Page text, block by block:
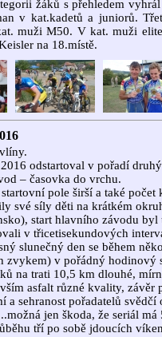
žáků s přehledem
v kat.kadetů a juniorů.
muži M50. V kat. muži
na 18.místě.
odstartoval v pořadí
– časovka do vrchu.
pole širší a také počet
své síly děti na krátkém
start hlavního závodu
v třicetisekundových
slunečný den se během
zvykem) v pořádný hodinový
na trati 10,5 km dlouhé,
asfalt různé kvality, závěr
a sehranost pořadatelů
jen škoda, že seriál má
tří po sobě jdoucích